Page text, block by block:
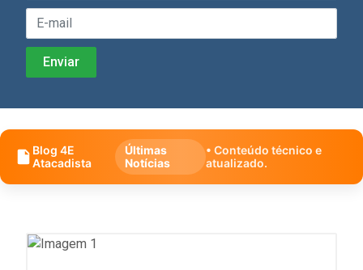
Blog 4E
Atacadista
Últimas
Notícias
• Conteúdo técnico e
atualizado.